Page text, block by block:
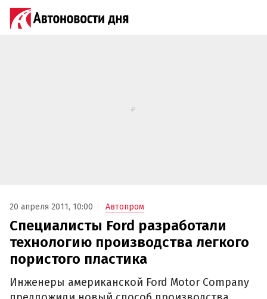
20 апреля 2011, 10:00 Автопром
Специалисты Ford разработали
технологию производства легкого
пористого пластика
Инженеры американской Ford Motor Сompany